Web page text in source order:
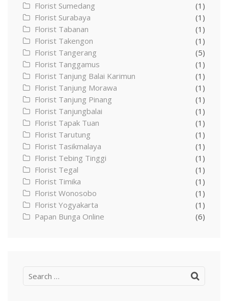
Florist Sumedang
(1)
Florist Surabaya
(1)
Florist Tabanan
(1)
Florist Takengon
(1)
Florist Tangerang
(5)
Florist Tanggamus
(1)
Florist Tanjung Balai Karimun
(1)
Florist Tanjung Morawa
(1)
Florist Tanjung Pinang
(1)
Florist Tanjungbalai
(1)
Florist Tapak Tuan
(1)
Florist Tarutung
(1)
Florist Tasikmalaya
(1)
Florist Tebing Tinggi
(1)
Florist Tegal
(1)
Florist Timika
(1)
Florist Wonosobo
(1)
Florist Yogyakarta
(1)
Papan Bunga Online
(6)
Search